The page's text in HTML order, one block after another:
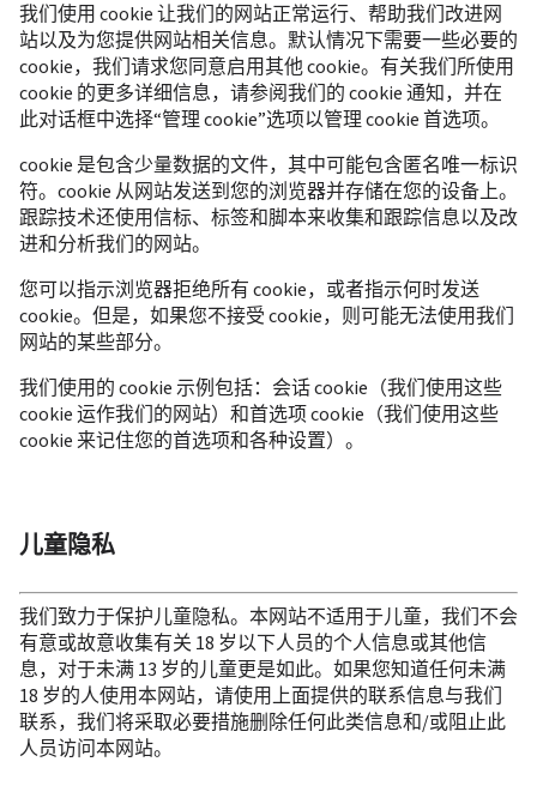
我们使用 cookie 让我们的网站正常运行、帮助我们改进网
站以及为您提供网站相关信息。默认情况下需要一些必要的
cookie，我们请求您同意启用其他 cookie。有关我们所使用
cookie 的更多详细信息，请参阅我们的 cookie 通知，并在
此对话框中选择“管理 cookie”选项以管理 cookie 首选项。
cookie 是包含少量数据的文件，其中可能包含匿名唯一标识
符。cookie 从网站发送到您的浏览器并存储在您的设备上。
跟踪技术还使用信标、标签和脚本来收集和跟踪信息以及改
进和分析我们的网站。
您可以指示浏览器拒绝所有 cookie，或者指示何时发送
cookie。但是，如果您不接受 cookie，则可能无法使用我们
网站的某些部分。
我们使用的 cookie 示例包括：会话 cookie（我们使用这些
cookie 运作我们的网站）和首选项 cookie（我们使用这些
cookie 来记住您的首选项和各种设置）。
儿童隐私
我们致力于保护儿童隐私。本网站不适用于儿童，我们不会
有意或故意收集有关 18 岁以下人员的个人信息或其他信
息，对于未满 13 岁的儿童更是如此。如果您知道任何未满
18 岁的人使用本网站，请使用上面提供的联系信息与我们
联系，我们将采取必要措施删除任何此类信息和/或阻止此
人员访问本网站。